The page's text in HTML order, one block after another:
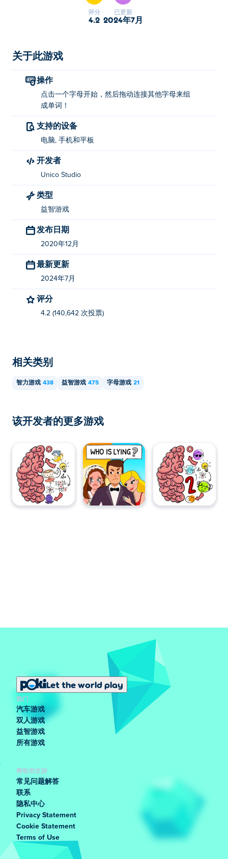
评分
4.2
已更新
2024年7月
关于此游戏
操作
点击一个字母开始，然后拖动连接其他字母来组
成单词！
支持的设备
电脑, 手机和平板
开发者
Unico Studio
类型
益智游戏
发布日期
2020年12月
最新更新
2024年7月
评分
4.2 (140,642 次投票)
相关类别
智力游戏 438 益智游戏 475 字母游戏 21
该开发者的更多游戏
Let the world play
热门
汽车游戏
双人游戏
益智游戏
所有游戏
帮助和支持
常见问题解答
联系
隐私中心
Privacy Statement
Cookie Statement
Terms of Use